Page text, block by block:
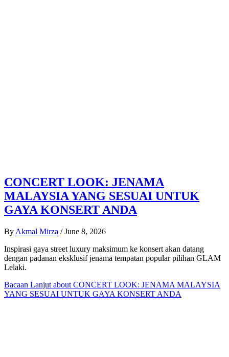
CONCERT LOOK: JENAMA
MALAYSIA YANG SESUAI UNTUK
GAYA KONSERT ANDA
By Akmal Mirza / June 8, 2026
Inspirasi gaya street luxury maksimum ke konsert akan datang
dengan padanan eksklusif jenama tempatan popular pilihan GLAM
Lelaki.
Bacaan Lanjut about CONCERT LOOK: JENAMA MALAYSIA
YANG SESUAI UNTUK GAYA KONSERT ANDA